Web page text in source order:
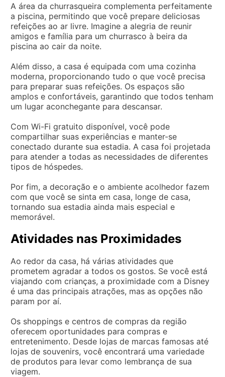
A área da churrasqueira complementa perfeitamente
a piscina, permitindo que você prepare deliciosas
refeições ao ar livre. Imagine a alegria de reunir
amigos e família para um churrasco à beira da
piscina ao cair da noite.
Além disso, a casa é equipada com uma cozinha
moderna, proporcionando tudo o que você precisa
para preparar suas refeições. Os espaços são
amplos e confortáveis, garantindo que todos tenham
um lugar aconchegante para descansar.
Com Wi-Fi gratuito disponível, você pode
compartilhar suas experiências e manter-se
conectado durante sua estadia. A casa foi projetada
para atender a todas as necessidades de diferentes
tipos de hóspedes.
Por fim, a decoração e o ambiente acolhedor fazem
com que você se sinta em casa, longe de casa,
tornando sua estadia ainda mais especial e
memorável.
Atividades nas Proximidades
Ao redor da casa, há várias atividades que
prometem agradar a todos os gostos. Se você está
viajando com crianças, a proximidade com a Disney
é uma das principais atrações, mas as opções não
param por aí.
Os shoppings e centros de compras da região
oferecem oportunidades para compras e
entretenimento. Desde lojas de marcas famosas até
lojas de souvenirs, você encontrará uma variedade
de produtos para levar como lembrança de sua
viagem.